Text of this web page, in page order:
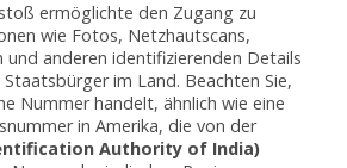
ermöglichte den Zugang zu
wie Fotos, Netzhautscans,
und anderen identifizierenden Details
im Land. Beachten Sie,
Nummer handelt, ähnlich wie eine
in Amerika, die von der
Authority of India)